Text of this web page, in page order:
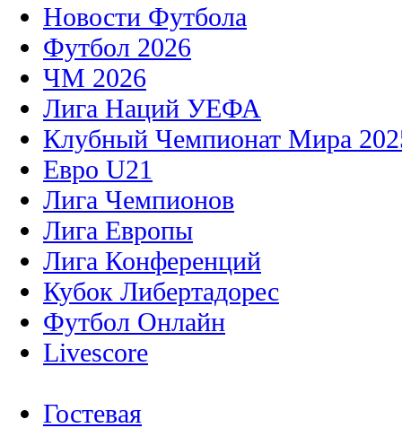
Новости Футбола
Футбол 2026
ЧМ 2026
Лига Наций УЕФА
Клубный Чемпионат Мира
Евро U21
Лига Чемпионов
Лига Европы
Лига Конференций
Кубок Либертадорес
Футбол Онлайн
Livescore
Гостевая